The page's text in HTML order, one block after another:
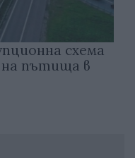
схема
пътища в